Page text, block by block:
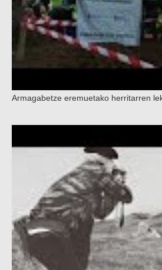
Armagabetze eremuetako herritarren